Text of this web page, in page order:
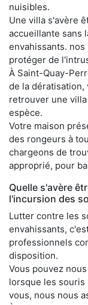
nuisibles.
Une villa s'avère
accueillante sans
envahissants.
protéger de
À Saint-Quay-
de la
retrouver une
espèce.
Votre maison
des rongeurs à
chargeons de
approprié, pour
Quelle s'avère
l'incursion des
Lutter contre les
envahissants,
professionnels
disposition.
Vous pouvez
lorsque les
vous, nous nous